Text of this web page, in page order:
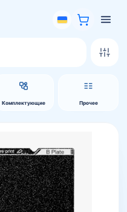
Комплектующие Прочее